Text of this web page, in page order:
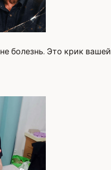
болезнь. Это крик вашей